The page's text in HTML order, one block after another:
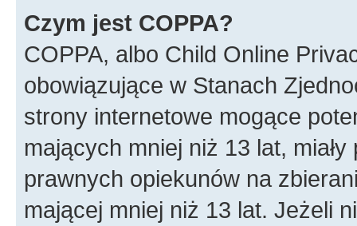
Czym jest COPPA?
COPPA, albo Child Online
obowiązujące w Stanach
strony internetowe mogące
mających mniej niż 13 lat,
prawnych opiekunów na
mającej mniej niż 13 lat. Jeżeli